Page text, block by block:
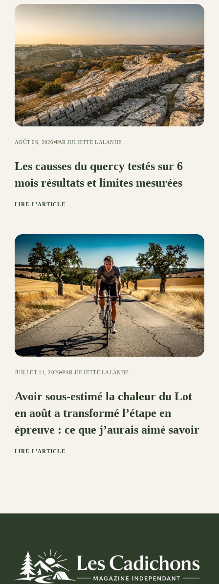
AOÛT 06, 2026 PAR JULIETTE LALANDE
Les causses du quercy testés sur 6
mois résultats et limites mesurées
LIRE L'ARTICLE
JUILLET 11, 2026 PAR JULIETTE LALANDE
Avoir sous-estimé la chaleur du Lot
en août a transformé l’étape en
épreuve : ce que j’aurais aimé savoir
LIRE L'ARTICLE